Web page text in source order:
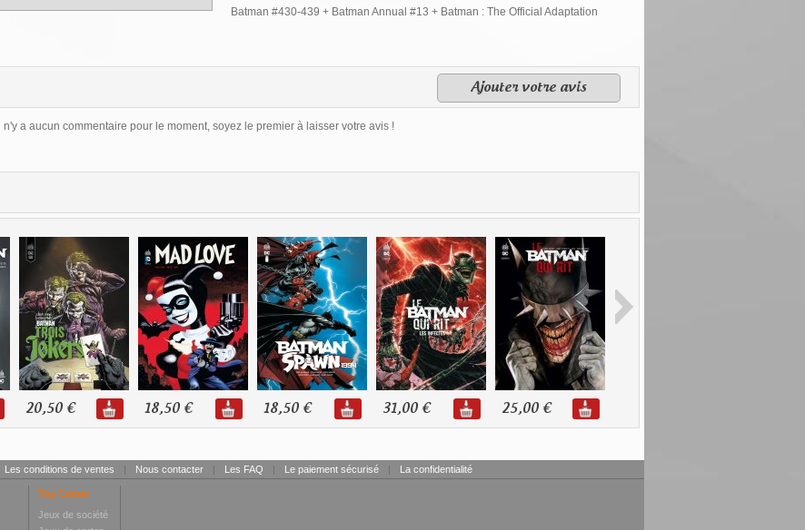
Batman #430-439 + Batman Annual #13 + Batman : The Official Adaptation
Ajouter votre avis
Il n'y a aucun commentaire pour le moment, soyez le premier à laisser votre avis !
20,50 € 18,50 € 18,50 € 31,00 € 25,00 €
Les conditions de ventes | Nous contacter | Les FAQ | Le paiement sécurisé | La confidentialité
Toy Center
Jeux de société